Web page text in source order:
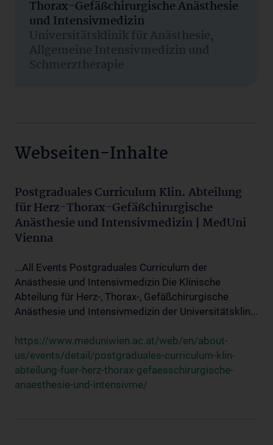
Thorax-Gefäßchirurgische Anästhesie
und Intensivmedizin
Universitätsklinik für Anästhesie,
Allgemeine Intensivmedizin und
Schmerztherapie
Webseiten-Inhalte
Postgraduales Curriculum Klin. Abteilung
für Herz-Thorax-Gefäßchirurgische
Anästhesie und Intensivmedizin | MedUni
Vienna
...All Events Postgraduales Curriculum der
Anästhesie und Intensivmedizin Die Klinische
Abteilung für Herz-, Thorax-, Gefäßchirurgische
Anästhesie und Intensivmedizin der Universitätsklin...
https://www.meduniwien.ac.at/web/en/about-
us/events/detail/postgraduales-curriculum-klin-
abteilung-fuer-herz-thorax-gefaesschirurgische-
anaesthesie-und-intensivme/